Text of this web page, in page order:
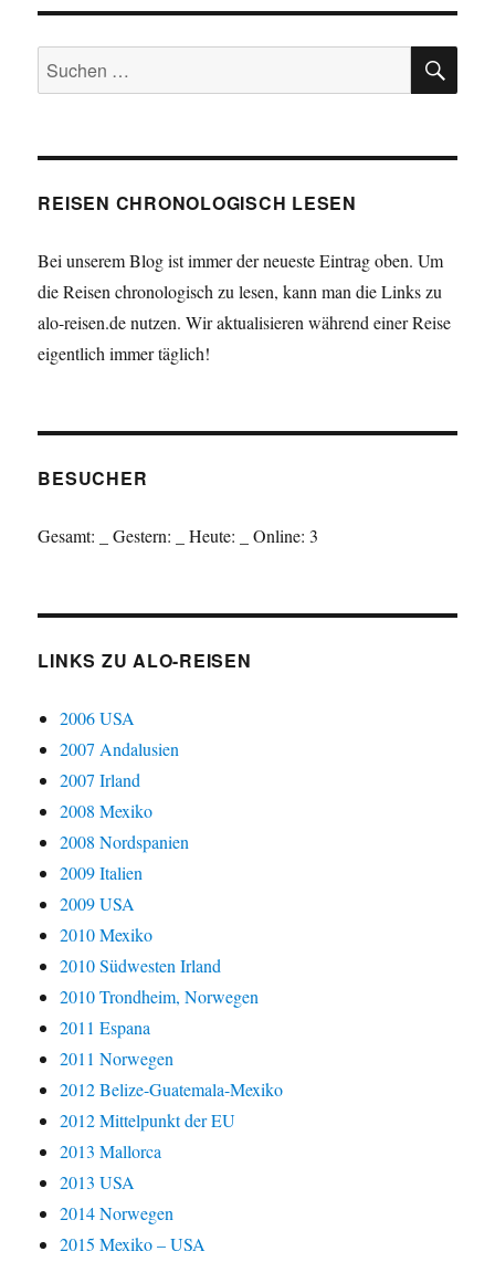
Suchen
nach:
REISEN CHRONOLOGISCH LESEN
Bei unserem Blog ist immer der neueste Eintrag oben. Um
die Reisen chronologisch zu lesen, kann man die Links zu
alo-reisen.de nutzen. Wir aktualisieren während einer Reise
eigentlich immer täglich!
BESUCHER
Gesamt: Gestern: Heute: Online: 3
LINKS ZU ALO-REISEN
2006 USA
2007 Andalusien
2007 Irland
2008 Mexiko
2008 Nordspanien
2009 Italien
2009 USA
2010 Mexiko
2010 Südwesten Irland
2010 Trondheim, Norwegen
2011 Espana
2011 Norwegen
2012 Belize-Guatemala-Mexiko
2012 Mittelpunkt der EU
2013 Mallorca
2013 USA
2014 Norwegen
2015 Mexiko – USA